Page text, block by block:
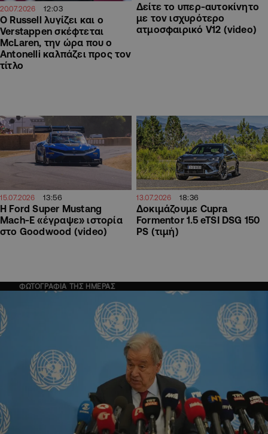
20.07.2026 12:03
Ο Russell λυγίζει και ο
Verstappen σκέφτεται
McLaren, την ώρα που ο
Antonelli καλπάζει προς τον
τίτλο
Δείτε το υπερ-αυτοκίνητο
με τον ισχυρότερο
ατμοσφαιρικό V12 (video)
15.07.2026 13:56
Η Ford Super Mustang
Mach-E «έγραψε» ιστορία
στο Goodwood (video)
13.07.2026 18:36
Δοκιμάζουμε Cupra
Formentor 1.5 eTSI DSG 150
PS (τιμή)
ΦΩΤΟΓΡΑΦΙΑ ΤΗΣ ΗΜΕΡΑΣ